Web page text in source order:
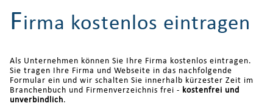
Firma kostenlos eintragen
Als Unternehmen können Sie Ihre Firma kostenlos eintragen.
Sie tragen Ihre Firma und Webseite in das nachfolgende
Formular ein und wir schalten Sie innerhalb kürzester Zeit im
Branchenbuch und Firmenverzeichnis frei - kostenfrei und
unverbindlich.